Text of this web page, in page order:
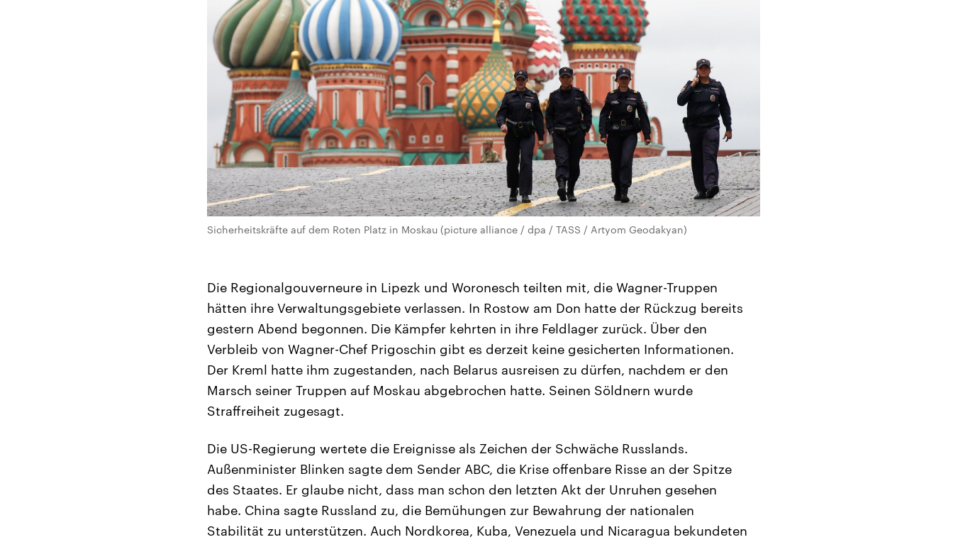
Sicherheitskräfte auf dem Roten Platz in Moskau (picture alliance / dpa / TASS / Artyom Geodakyan)
Die Regionalgouverneure in Lipezk und Woronesch teilten mit, die Wagner-Truppen
hätten ihre Verwaltungsgebiete verlassen. In Rostow am Don hatte der Rückzug bereits
gestern Abend begonnen. Die Kämpfer kehrten in ihre Feldlager zurück. Über den
Verbleib von Wagner-Chef Prigoschin gibt es derzeit keine gesicherten Informationen.
Der Kreml hatte ihm zugestanden, nach Belarus ausreisen zu dürfen, nachdem er den
Marsch seiner Truppen auf Moskau abgebrochen hatte. Seinen Söldnern wurde
Straffreiheit zugesagt.
Die US-Regierung wertete die Ereignisse als Zeichen der Schwäche Russlands.
Außenminister Blinken sagte dem Sender ABC, die Krise offenbare Risse an der Spitze
des Staates. Er glaube nicht, dass man schon den letzten Akt der Unruhen gesehen
habe. China sagte Russland zu, die Bemühungen zur Bewahrung der nationalen
Stabilität zu unterstützen. Auch Nordkorea, Kuba, Venezuela und Nicaragua bekundeten